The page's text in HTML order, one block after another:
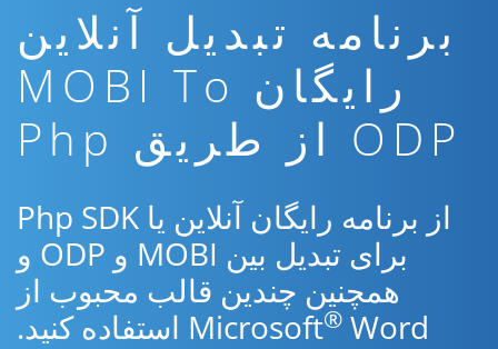
برنامه تبدیل آنلاین
رایگان MOBI To
ODP از طریق Php
از برنامه رایگان آنلاین یا Php SDK
برای تبدیل بین MOBI و ODP و
همچنین چندین قالب محبوب از
Microsoft® Word استفاده کنید.